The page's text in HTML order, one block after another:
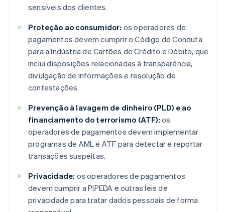
sensíveis dos clientes.
Proteção ao consumidor: os operadores de
pagamentos devem cumprir o Código de Conduta
para a Indústria de Cartões de Crédito e Débito, que
inclui disposições relacionadas à transparência,
divulgação de informações e resolução de
contestações.
Prevenção à lavagem de dinheiro (PLD) e ao
financiamento do terrorismo (ATF): os
operadores de pagamentos devem implementar
programas de AML e ATF para detectar e reportar
transações suspeitas.
Privacidade: os operadores de pagamentos
devem cumprir a PIPEDA e outras leis de
privacidade para tratar dados pessoais de forma